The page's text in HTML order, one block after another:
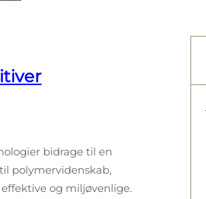
bidrage til en
polymervidenskab,
og miljøvenlige.